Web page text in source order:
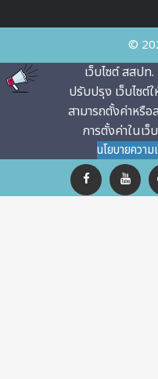
©
เว็บไซต์ สสป
ปรับปรุง เว็บไซ
สามารถตั้งค่าหรื
การตั้งค่าในเ
นโยบายควา